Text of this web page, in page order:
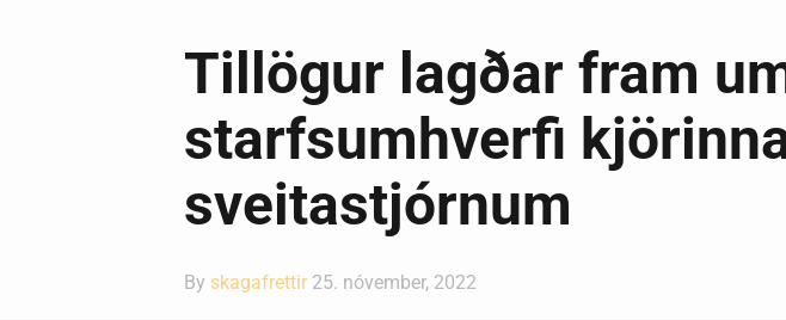
Tillögur lagðar fram
starfsumhverfi
sveitastjórnum
By skagafrettir 25. nóvember, 2022